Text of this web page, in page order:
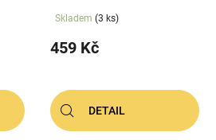
Skladem (3 ks)
459 Kč
DETAIL